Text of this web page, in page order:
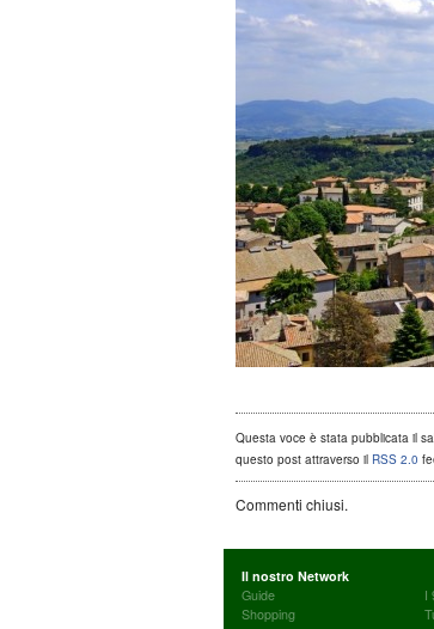
Questa voce è stata pubblicata il
questo post attraverso il RSS 2.0
Commenti chiusi.
Il nostro Network
Guide
I
Shopping